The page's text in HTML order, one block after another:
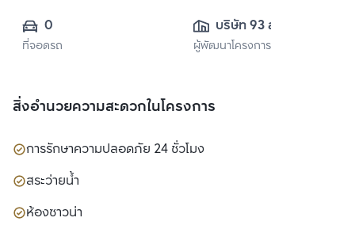
0
ที่จอดรถ
บริษัท 93 สุขุมวิท
สวีท จำกัด
ผู้พัฒนาโครงการ
สิ่งอำนวยความสะดวกในโครงการ
การรักษาความปลอดภัย 24 ชั่วโมง
สระว่ายน้ำ
ห้องซาวน่า